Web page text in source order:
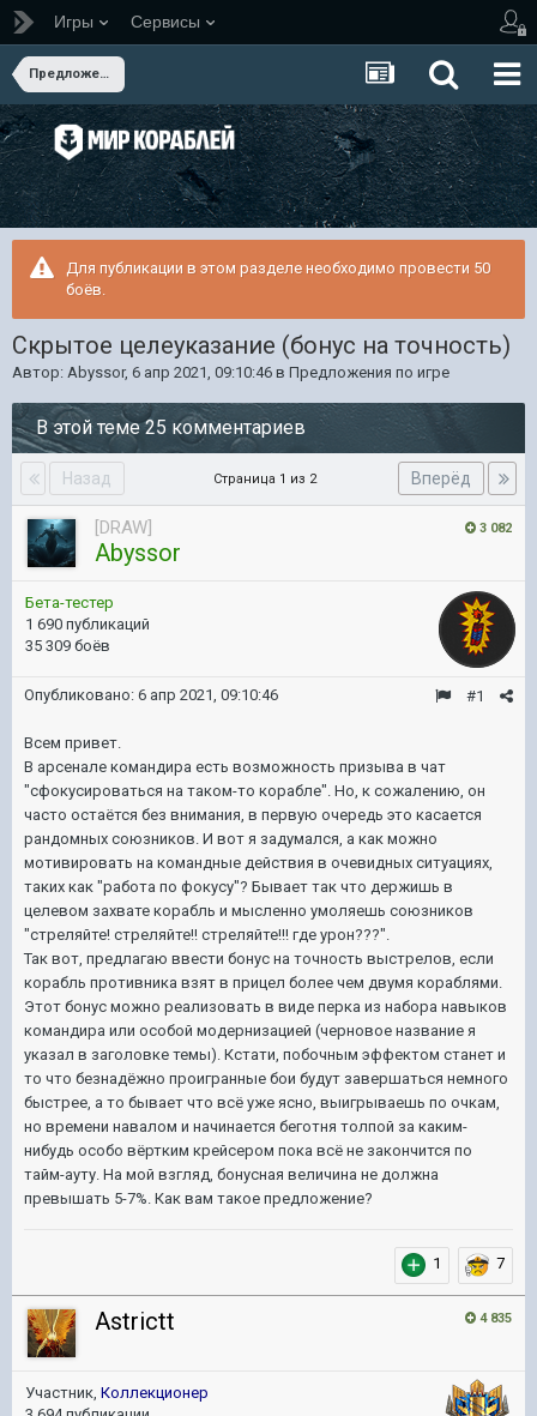
Игры Сервисы
Предложения по игре
Для публикации в этом разделе необходимо провести 50
боёв.
Скрытое целеуказание (бонус на точность)
Автор: Abyssor, 6 апр 2021, 09:10:46 в Предложения по игре
В этой теме 25 комментариев
Назад Вперёд
Страница 1 из 2
3 082
[DRAW]
Abyssor
Бета-тестер
1 690 публикаций
35 309 боёв
#1
Опубликовано: 6 апр 2021, 09:10:46
Всем привет.
В арсенале командира есть возможность призыва в чат
"сфокусироваться на таком-то корабле". Но, к сожалению, он
часто остаётся без внимания, в первую очередь это касается
рандомных союзников. И вот я задумался, а как можно
мотивировать на командные действия в очевидных ситуациях,
таких как "работа по фокусу"? Бывает так что держишь в
целевом захвате корабль и мысленно умоляешь союзников
"стреляйте! стреляйте!! стреляйте!!! где урон???".
Так вот, предлагаю ввести бонус на точность выстрелов, если
корабль противника взят в прицел более чем двумя кораблями.
Этот бонус можно реализовать в виде перка из набора навыков
командира или особой модернизацией (черновое название я
указал в заголовке темы). Кстати, побочным эффектом станет и
то что безнадёжно проигранные бои будут завершаться немного
быстрее, а то бывает что всё уже ясно, выигрываешь по очкам,
но времени навалом и начинается беготня толпой за каким-
нибудь особо вёртким крейсером пока всё не закончится по
тайм-ауту. На мой взгляд, бонусная величина не должна
превышать 5-7%. Как вам такое предложение?
1 7
4 835
Astrictt
Участник, Коллекционер